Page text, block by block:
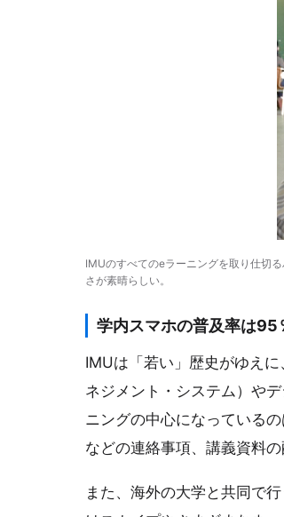
IMUのすべてのeラーニングを取り仕切
さが素晴らしい。
学内スマホの普及率は95
IMUは「若い」歴史がゆえ
ネジメント・システム）や
ニングの中心になっている
などの連絡事項、講義資料
また、海外の大学と共同で